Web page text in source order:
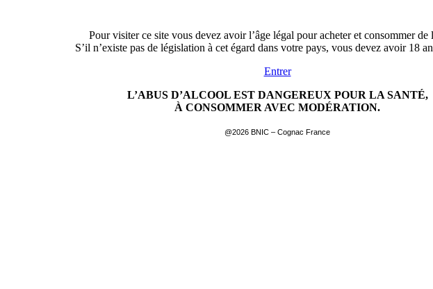
Pour visiter ce site vous devez avoir l’âge légal pour acheter et consommer de
S’il n’existe pas de législation à cet égard dans votre pays, vous devez avoir 18
Entrer
L’ABUS D’ALCOOL EST DANGEREUX POUR LA SANTÉ,
À CONSOMMER AVEC MODÉRATION.
@2026 BNIC – Cognac France